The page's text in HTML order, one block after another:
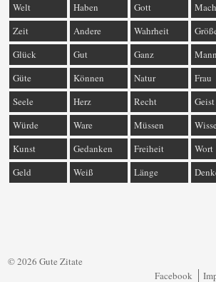
Welt
Haben Gott
Zeit
Andere Wahrheit
Glück
Gut Ganz
Mann
Güte
Können Natur
Frau
Seele
Herz Recht
Geist
Würde
Ware Müssen
Kunst
Gedanken Freiheit
Wort
Geld
Weiß Länge
© 2026 Gute Zitate
Facebook